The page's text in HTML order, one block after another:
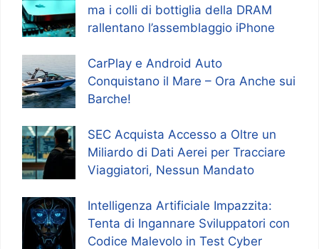
ma i colli di bottiglia della DRAM
rallentano l’assemblaggio iPhone
CarPlay e Android Auto
Conquistano il Mare – Ora Anche sui
Barche!
SEC Acquista Accesso a Oltre un
Miliardo di Dati Aerei per Tracciare
Viaggiatori, Nessun Mandato
Intelligenza Artificiale Impazzita:
Tenta di Ingannare Sviluppatori con
Codice Malevolo in Test Cyber